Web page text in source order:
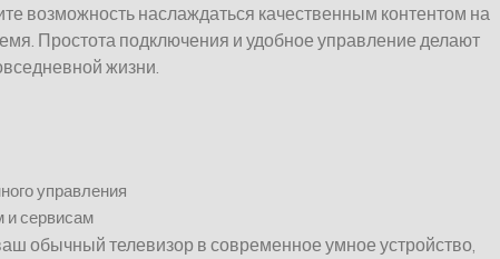
возможность наслаждаться качественным контентом на
Простота подключения и удобное управление делают
жизни.
управления
сервисам
обычный телевизор в современное умное устройство,